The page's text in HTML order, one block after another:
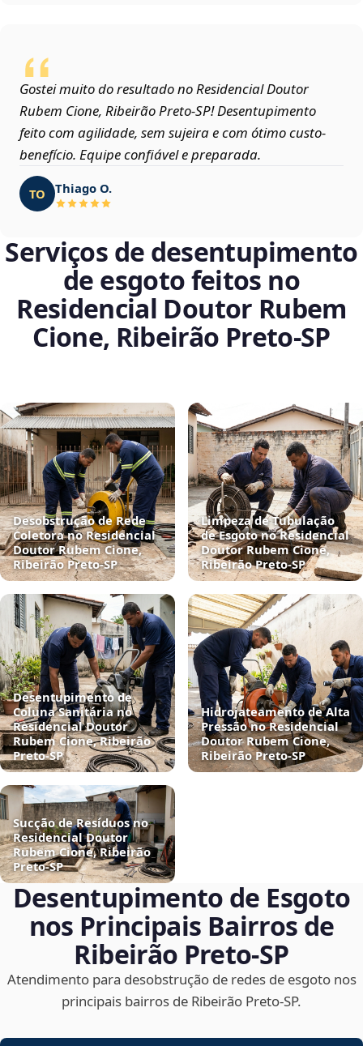
Gostei muito do resultado no Residencial Doutor
Rubem Cione, Ribeirão Preto‑SP! Desentupimento
feito com agilidade, sem sujeira e com ótimo custo-
benefício. Equipe confiável e preparada.
TO Thiago O.
Serviços de desentupimento
de esgoto feitos no
Residencial Doutor Rubem
Cione, Ribeirão Preto‑SP
Desobstrução de Rede
Coletora no Residencial
Doutor Rubem Cione,
Ribeirão Preto‑SP
Limpeza de Tubulação
de Esgoto no Residencial
Doutor Rubem Cione,
Ribeirão Preto‑SP
Desentupimento de
Coluna Sanitária no
Residencial Doutor
Rubem Cione, Ribeirão
Preto‑SP
Hidrojateamento de Alta
Pressão no Residencial
Doutor Rubem Cione,
Ribeirão Preto‑SP
Sucção de Resíduos no
Residencial Doutor
Rubem Cione, Ribeirão
Preto‑SP
Desentupimento de Esgoto
nos Principais Bairros de
Ribeirão Preto‑SP
Atendimento para desobstrução de redes de esgoto nos
principais bairros de Ribeirão Preto‑SP.